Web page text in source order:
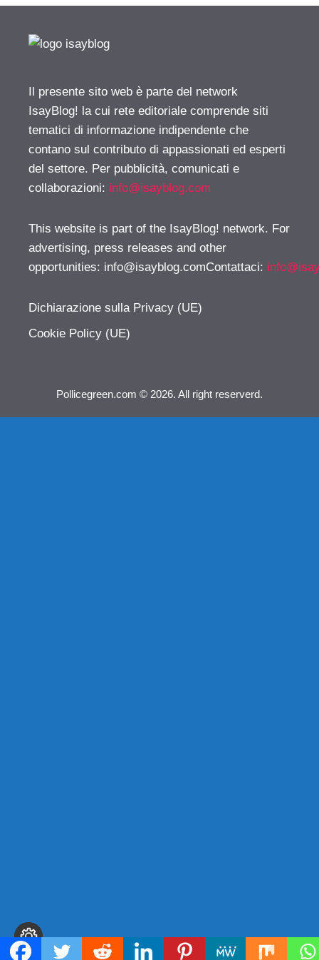
Il presente sito web è parte del network
IsayBlog! la cui rete editoriale comprende siti
tematici di informazione indipendente che
contano sul contributo di appassionati ed esperti
del settore. Per pubblicità, comunicati e
collaborazioni: info@isayblog.com
This website is part of the IsayBlog! network. For
advertising, press releases and other
opportunities: info@isayblog.comContattaci:
Dichiarazione sulla Privacy (UE)
Cookie Policy (UE)
Pollicegreen.com © 2026. All right reserverd.